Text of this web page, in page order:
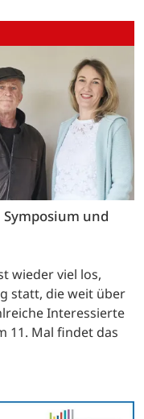
und
wieder viel los,
statt, die weit über
Interessierte
11. Mal findet das